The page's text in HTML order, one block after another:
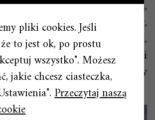
właśnie takie detale sprawiają,
się nie tylko symbolem Świąt,
punktem domu,
atmosferę ciepła, radości i
tak bardzo potrzebujemy
czasie.
pliki cookies. Jeśli
to jest ok, po prostu
wszystko". Możesz
jakie chcesz ciasteczka,
Przeczytaj naszą